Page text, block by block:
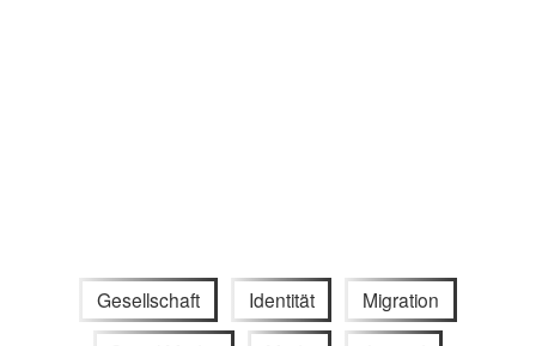
Gesellschaft Identität Migration